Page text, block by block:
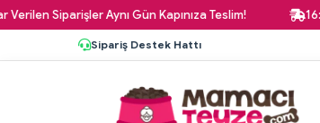
Aynı Gün Kapınıza Teslim! 16:00'a
Sipariş Destek Hattı